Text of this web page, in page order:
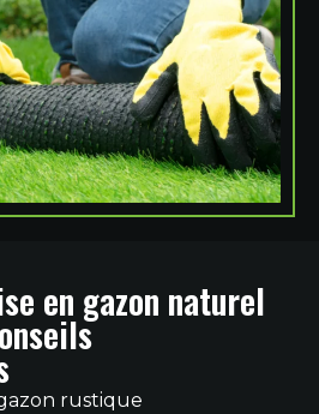
en gazon naturel
rustique